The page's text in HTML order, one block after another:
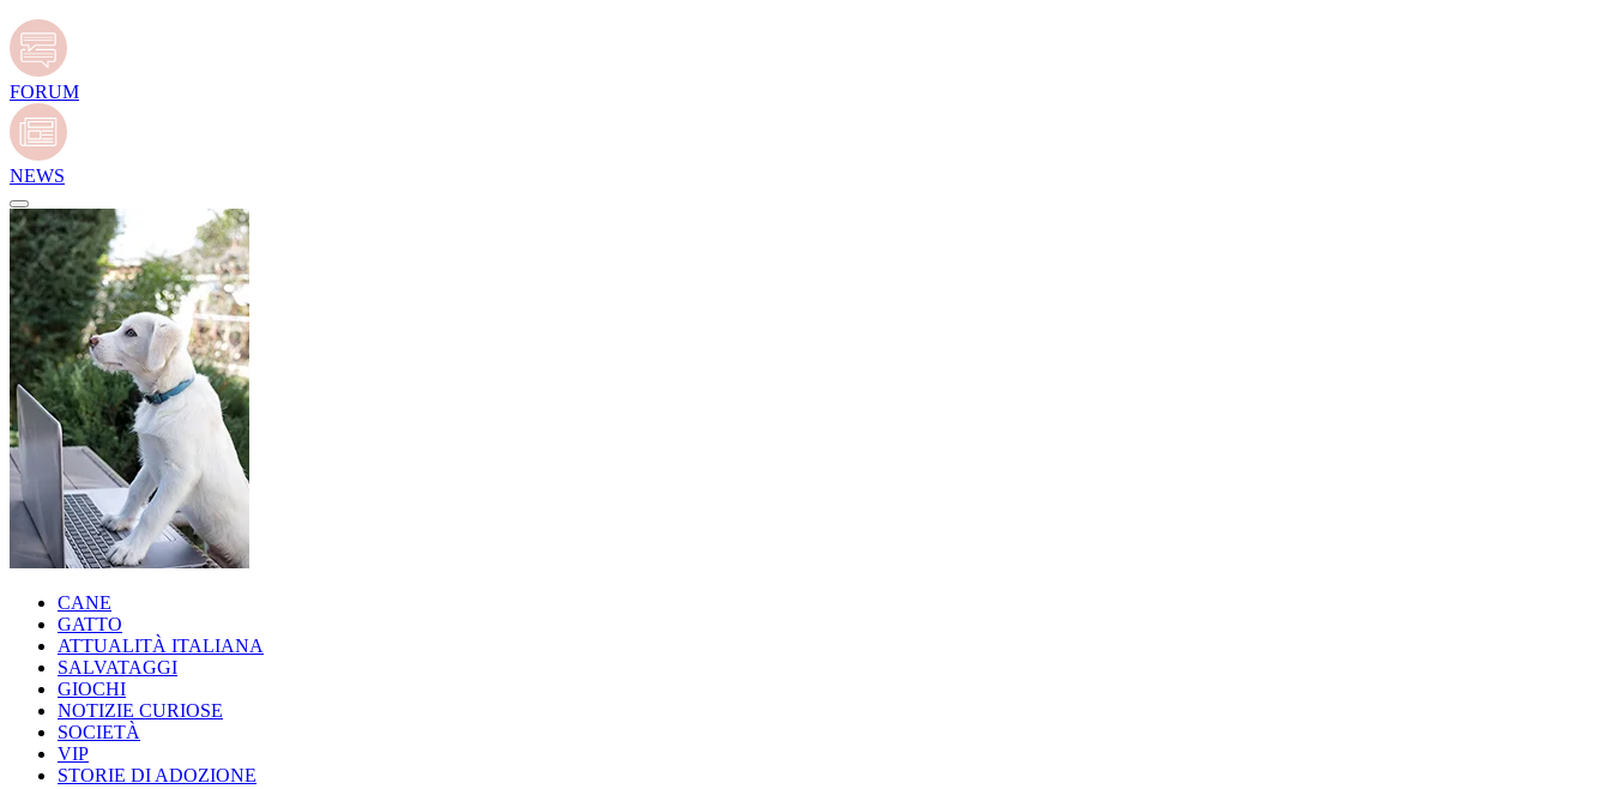
FORUM
NEWS
CANE
GATTO
ATTUALITÀ ITALIANA
SALVATAGGI
GIOCHI
NOTIZIE CURIOSE
SOCIETÀ
VIP
STORIE DI ADOZIONE